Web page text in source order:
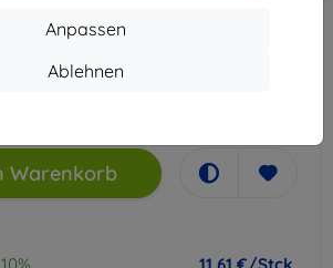
Anpassen
Ablehnen
Lager
Warenkorb